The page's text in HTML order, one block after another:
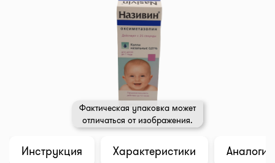
Фактическая упаковка может
отличаться от изображения.
Инструкция Характеристики Аналоги